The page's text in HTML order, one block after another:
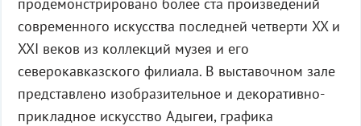
современного искусства последней четверти XX и
XXI веков из коллекций музея и его
северокавказского филиала. В выставочном зале
представлено изобразительное и декоративно-
прикладное искусство Адыгеи, графика